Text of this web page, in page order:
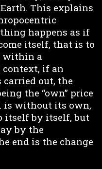
This explains
happens as if
itself, that is to
within a
if an
out, the
the “own” price
is without its own,
itself by itself, but
by the
end is the change